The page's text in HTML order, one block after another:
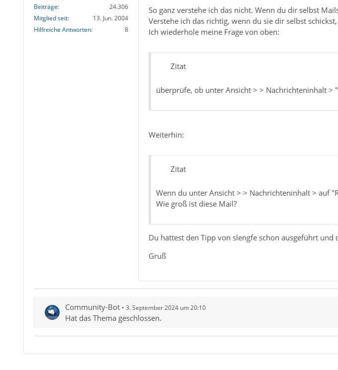
Beiträge
24.306
Mitglied seit
13. Jun. 2004
Hilfreiche Antworten
8
So ganz verstehe ich das nicht. Wenn du dir selbst
Verstehe ich das richtig, wenn du sie dir selbst
Ich wiederhole meine Frage von oben:
Zitat
überprüfe, ob unter Ansicht > > Nachrichteninhalt >
Weiterhin:
Zitat
Wenn du unter Ansicht > > Nachrichteninhalt > auf
Wie groß ist diese Mail?
Du hattest den Tipp von slengfe schon ausgeführt
Gruß
Community-Bot 3. September 2024 um 20:10
Hat das Thema geschlossen.